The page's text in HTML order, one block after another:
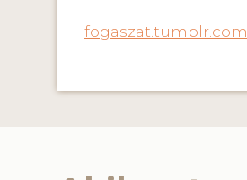
fogaszat.tumblr.com